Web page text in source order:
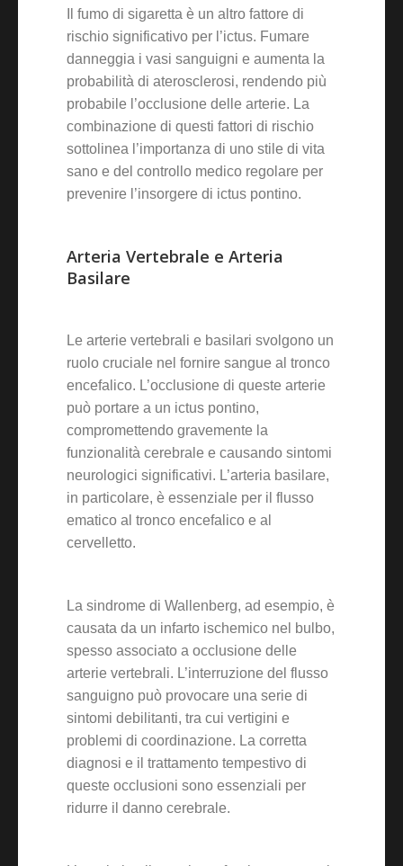
Il fumo di sigaretta è un altro fattore di
rischio significativo per l’ictus. Fumare
danneggia i vasi sanguigni e aumenta la
probabilità di aterosclerosi, rendendo più
probabile l’occlusione delle arterie. La
combinazione di questi fattori di rischio
sottolinea l’importanza di uno stile di vita
sano e del controllo medico regolare per
prevenire l’insorgere di ictus pontino.
Arteria Vertebrale e Arteria
Basilare
Le arterie vertebrali e basilari svolgono un
ruolo cruciale nel fornire sangue al tronco
encefalico. L’occlusione di queste arterie
può portare a un ictus pontino,
compromettendo gravemente la
funzionalità cerebrale e causando sintomi
neurologici significativi. L’arteria basilare,
in particolare, è essenziale per il flusso
ematico al tronco encefalico e al
cervelletto.
La sindrome di Wallenberg, ad esempio, è
causata da un infarto ischemico nel bulbo,
spesso associato a occlusione delle
arterie vertebrali. L’interruzione del flusso
sanguigno può provocare una serie di
sintomi debilitanti, tra cui vertigini e
problemi di coordinazione. La corretta
diagnosi e il trattamento tempestivo di
queste occlusioni sono essenziali per
ridurre il danno cerebrale.